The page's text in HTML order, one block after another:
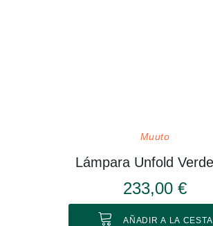
Muuto
233,00 €
AÑADIR A LA CESTA